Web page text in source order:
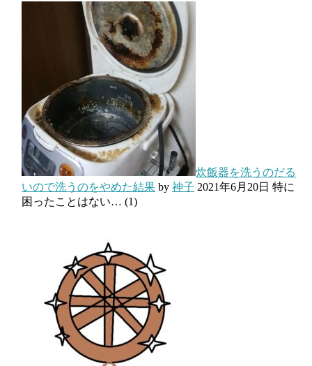
炊飯器を洗うのだる
いので洗うのをやめた結果 by 神子 2021年6月20日 特に
困ったことはない… (1)